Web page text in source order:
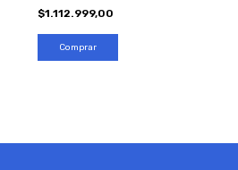
$1.112.999,00